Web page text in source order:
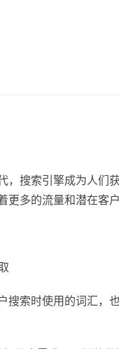
，搜索引擎成为人们
更多的流量和潜在客
搜索时使用的词汇，